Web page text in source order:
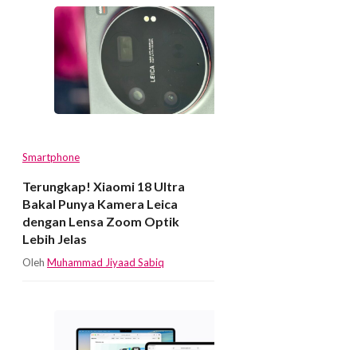
Smartphone
Terungkap! Xiaomi 18 Ultra
Bakal Punya Kamera Leica
dengan Lensa Zoom Optik
Lebih Jelas
Oleh Muhammad Jiyaad Sabiq